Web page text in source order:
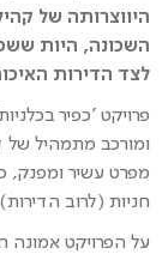
היווצרותה של
השכונה, היות
לצד הדירות
חניות (לרוב
על הפרויקט אמונה